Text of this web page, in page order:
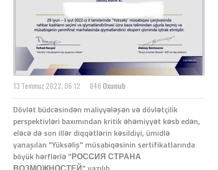
13 Temmuz 2022, 06:12 846 Oxunub
Dövlət büdcəsindən maliyyələşən və dövlətçilik
perspektivləri baxımından kritik əhəmiyyət kəsb edən,
eləcə də son illər diqqətlərin kəsildiyi, ümidlə
yanaşılan "Yüksəliş" müsabiqəsinin sertifikatlarında
böyük hərflərlə "РОССИЯ СТРАНА